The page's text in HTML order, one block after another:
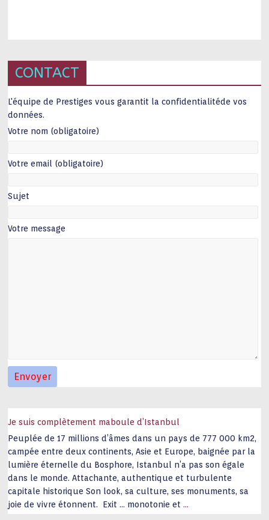
CONTACT
L'équipe de Prestiges vous garantit la confidentialitéde vos
données.
Votre nom (obligatoire)
Votre email (obligatoire)
Sujet
Votre message
Je suis complètement maboule d’Istanbul
Peuplée de 17 millions d’âmes dans un pays de 777 000 km2,
campée entre deux continents, Asie et Europe, baignée par la
lumière éternelle du Bosphore, Istanbul n’a pas son égale
dans le monde. Attachante, authentique et turbulente
capitale historique Son look, sa culture, ses monuments, sa
joie de vivre étonnent. Exit … monotonie et…